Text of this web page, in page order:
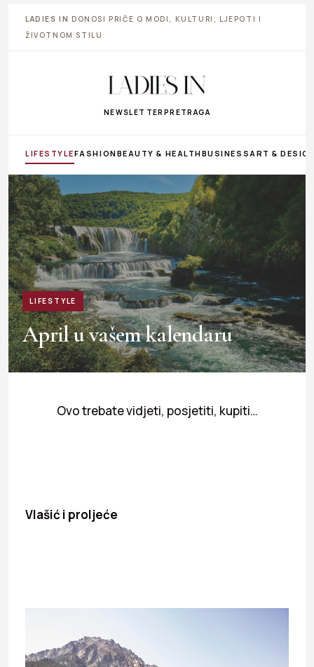
LADIES IN DONOSI PRIČE O MODI, KULTURI, LJEPOTI I
ŽIVOTNOM STILU
NEWSLETTER PRETRAGA
LIFESTYLEFASHIONBEAUTY & HEALTHBUSINESS ART &
LIFESTYLE
April u vašem kalendaru
Ovo trebate vidjeti, posjetiti, kupiti…
Vlašić i proljeće